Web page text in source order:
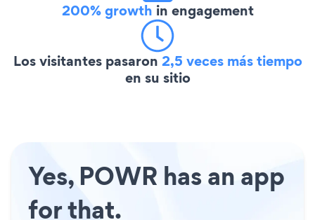
200% growth in engagement
Los visitantes pasaron 2,5 veces más tiempo
en su sitio
Yes, POWR has an app
for that.